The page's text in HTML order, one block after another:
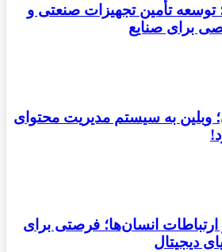
تأمین تجهیزات صنعتی و
برای صنایع
وبلین به سیستم مدیریت محتوای
انسان‌ها؛ فرصتی برای
دیجیتال